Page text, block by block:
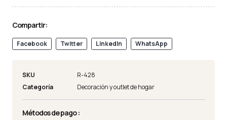
Compartir:
Facebook Twitter LinkedIn WhatsApp
SKU
R-428
Categoría
Decoración y outlet de hogar
Métodos de pago :